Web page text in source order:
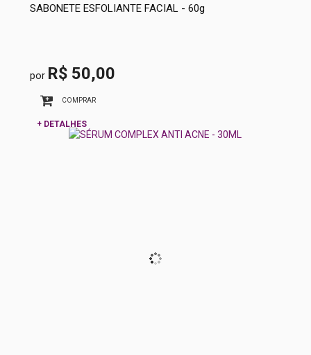
SABONETE ESFOLIANTE FACIAL - 60g
por R$ 50,00
COMPRAR
+ DETALHES